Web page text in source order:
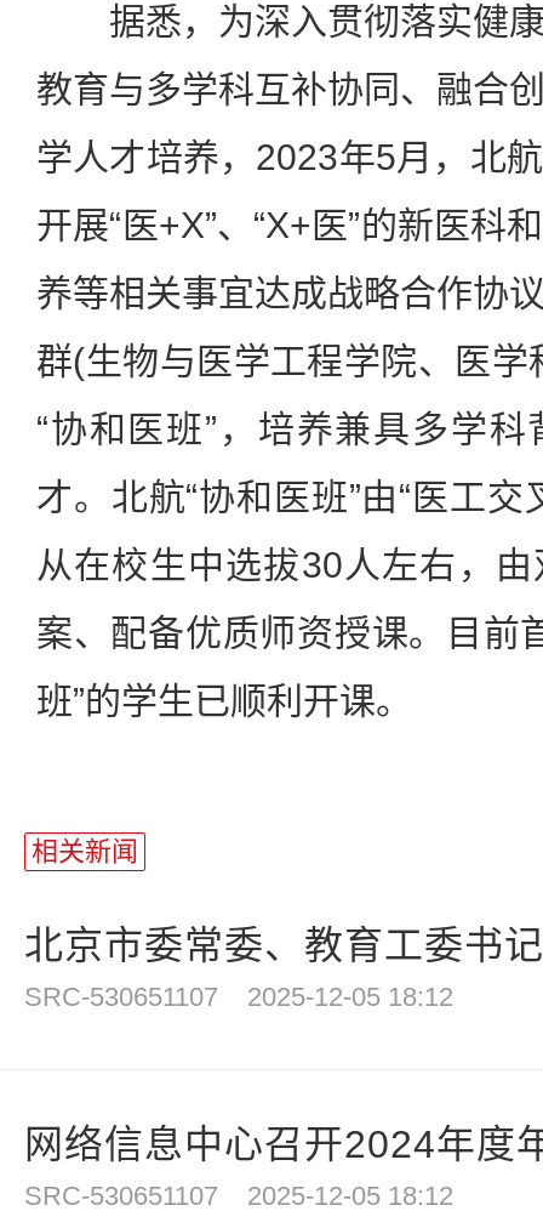
据悉，为深入贯彻落实健康
教育与多学科互补协同、融合
学人才培养，2023年5月，北
开展“医+X”、“X+医”的新医科
养等相关事宜达成战略合作协
群(生物与医学工程学院、医
“协和医班”，培养兼具多学
才。北航“协和医班”由“医工
从在校生中选拔30人左右，
案、配备优质师资授课。目前
班”的学生已顺利开课。
相关新闻
北京市委常委、教育工委书
SRC-530651107 2025-12-05 18:12
网络信息中心召开2024年度
SRC-530651107 2025-12-05 18:12